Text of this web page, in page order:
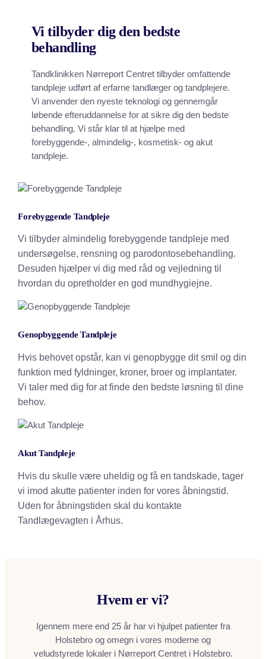
Vi tilbyder dig den bedste
behandling
Tandklinikken Nørreport Centret tilbyder omfattende
tandpleje udført af erfarne tandlæger og tandplejere.
Vi anvender den nyeste teknologi og gennemgår
løbende efteruddannelse for at sikre dig den bedste
behandling. Vi står klar til at hjælpe med
forebyggende-, almindelig-, kosmetisk- og akut
tandpleje.
Forebyggende Tandpleje
Vi tilbyder almindelig forebyggende tandpleje med
undersøgelse, rensning og parodontosebehandling.
Desuden hjælper vi dig med råd og vejledning til
hvordan du opretholder en god mundhygiejne.
Genopbyggende Tandpleje
Hvis behovet opstår, kan vi genopbygge dit smil og din
funktion med fyldninger, kroner, broer og implantater.
Vi taler med dig for at finde den bedste løsning til dine
behov.
Akut Tandpleje
Hvis du skulle være uheldig og få en tandskade, tager
vi imod akutte patienter inden for vores åbningstid.
Uden for åbningstiden skal du kontakte
Tandlægevagten i Århus.
Hvem er vi?
Igennem mere end 25 år har vi hjulpet patienter fra
Holstebro og omegn i vores moderne og
veludstyrede lokaler i Nørreport Centret i Holstebro.